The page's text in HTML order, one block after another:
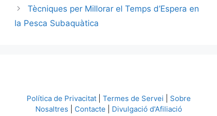
Tècniques per Millorar el Temps d’Espera en
la Pesca Subaquàtica
Política de Privacitat| Termes de Servei
Sobre
Nosaltres
Contacte Divulgació d'Afiliació